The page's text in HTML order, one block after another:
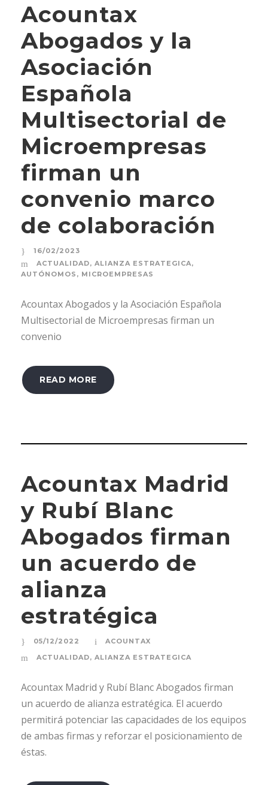
Acountax
Abogados y la
Asociación
Española
Multisectorial de
Microempresas
firman un
convenio marco
de colaboración
16/02/2023
ACTUALIDAD, ALIANZA ESTRATEGICA,
AUTÓNOMOS , MICROEMPRESAS
Acountax Abogados y la Asociación Española
Multisectorial de Microempresas firman un
convenio
READ MORE
Acountax Madrid
y Rubí Blanc
Abogados firman
un acuerdo de
alianza
estratégica
05/12/2022
ACOUNTAX
ACTUALIDAD, ALIANZA ESTRATEGICA
Acountax Madrid y Rubí Blanc Abogados firman
un acuerdo de alianza estratégica. El acuerdo
permitirá potenciar las capacidades de los equipos
de ambas firmas y reforzar el posicionamiento de
éstas.